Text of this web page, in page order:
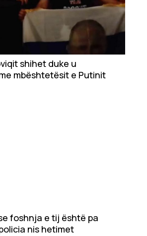
shihet duke u
mbështetësit e Putinit
foshnja e tij është pa
nis hetimet